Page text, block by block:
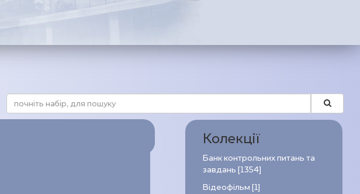
Колекції
Банк контрольних питань та
завдань [1354]
Відеофільм [1]